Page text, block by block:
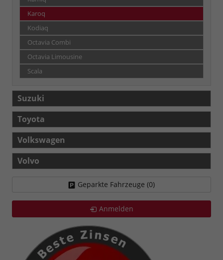
Karoq
Kodiaq
Octavia Combi
Octavia Limousine
Scala
Suzuki
Toyota
Volkswagen
Volvo
Geparkte Fahrzeuge (0)
Anmelden